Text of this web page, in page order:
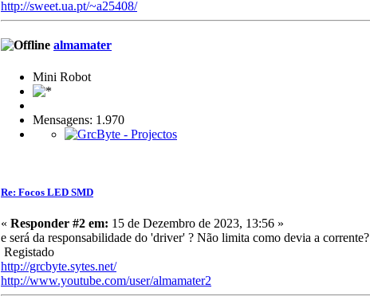
http://sweet.ua.pt/~a25408/
almamater
Mini Robot
Mensagens: 1.970
Re: Focos LED SMD
« Responder #2 em: 15 de Dezembro de 2023, 13:56 »
e será da responsabilidade do 'driver' ? Não limita como devia a corrente?
Registado
http://grcbyte.sytes.net/
http://www.youtube.com/user/almamater2